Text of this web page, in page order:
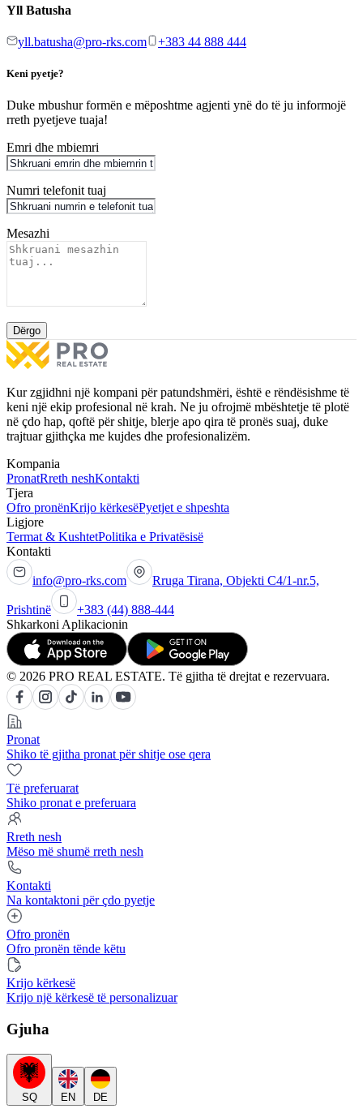
Yll Batusha
yll.batusha@pro-rks.com +383 44 888 444
Keni pyetje?
Duke mbushur formën e mëposhtme agjenti ynë do të ju informojë
rreth pyetjeve tuaja!
Emri dhe mbiemri
Numri telefonit tuaj
Mesazhi
Dërgo
Kur zgjidhni një kompani për patundshmëri, është e rëndësishme të
keni një ekip profesional në krah. Ne ju ofrojmë mbështetje të plotë
në çdo hap, qoftë për shitje, blerje apo qira të pronës suaj, duke
trajtuar gjithçka me kujdes dhe profesionalizëm.
Kompania
PronatRreth neshKontakti
Tjera
Ofro pronënKrijo kërkesëPyetjet e shpeshta
Ligjore
Termat & KushtetPolitika e Privatësisë
Kontakti
info@pro-rks.com Rruga Tirana, Objekti C4/1-nr.5,
Prishtinë
+383 (44) 888-444
Shkarkoni Aplikacionin
© 2026 PRO REAL ESTATE. Të gjitha të drejtat e rezervuara.
Pronat
Shiko të gjitha pronat për shitje ose qera
Të preferuarat
Shiko pronat e preferuara
Rreth nesh
Mëso më shumë rreth nesh
Kontakti
Na kontaktoni për çdo pyetje
Ofro pronën
Ofro pronën tënde këtu
Krijo kërkesë
Krijo një kërkesë të personalizuar
Gjuha
SQ EN DE